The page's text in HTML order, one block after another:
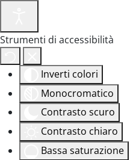
Strumenti di accessibilità
Inverti colori
Monocromatico
Contrasto scuro
Contrasto chiaro
Bassa saturazione